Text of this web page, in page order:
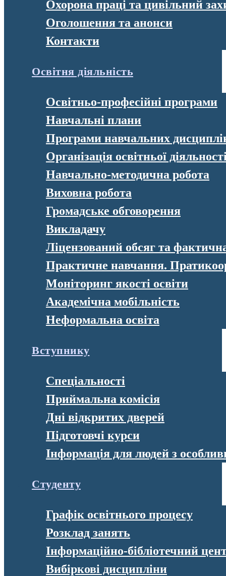
Охорона праці та цивільний
Оголошення та анонси
Контакти
Освітня діяльність
Освітньо-професійні програми
Навчальні плани
Програми навчальних
Організація освітньої
Навчально-методична робота
Виховна робота
Громадське обговорення
Викладачу
Ліцензований обсяг та
Практичне навчання.
Моніторинг якості освіти
Академічна мобільність
Неформальна освіта
Вступнику
Спеціальності
Приймальна комісія
Дні відкритих дверей
Підготовчі курси
Інформація для людей з
Студенту
Графік освітнього процесу
Розклад занять
Інформаційно-бібліотечний
Вибіркові дисципліни